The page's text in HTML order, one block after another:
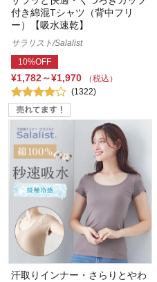
付き綿混Tシャツ（背中フリ
ー）【吸水速乾】
サラリスト/Salalist
10%OFF
¥1,782～¥1,970
（税込）
(1322)
汗取りインナー・さらりとやわ